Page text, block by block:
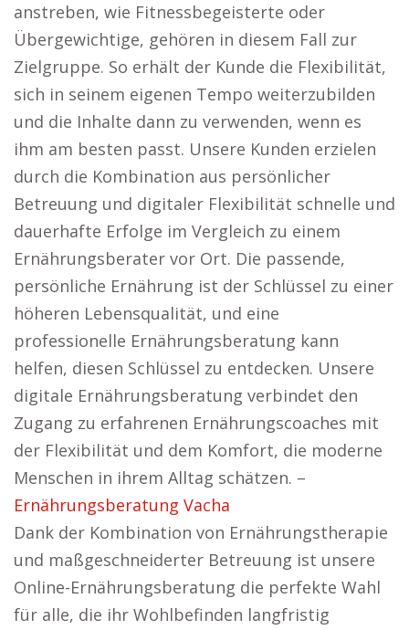
anstreben, wie Fitnessbegeisterte oder
Übergewichtige, gehören in diesem Fall zur
Zielgruppe. So erhält der Kunde die Flexibilität,
sich in seinem eigenen Tempo weiterzubilden
und die Inhalte dann zu verwenden, wenn es
ihm am besten passt. Unsere Kunden erzielen
durch die Kombination aus persönlicher
Betreuung und digitaler Flexibilität schnelle und
dauerhafte Erfolge im Vergleich zu einem
Ernährungsberater vor Ort. Die passende,
persönliche Ernährung ist der Schlüssel zu einer
höheren Lebensqualität, und eine
professionelle Ernährungsberatung kann
helfen, diesen Schlüssel zu entdecken. Unsere
digitale Ernährungsberatung verbindet den
Zugang zu erfahrenen Ernährungscoaches mit
der Flexibilität und dem Komfort, die moderne
Menschen in ihrem Alltag schätzen. –
Ernährungsberatung Vacha
Dank der Kombination von Ernährungstherapie
und maßgeschneiderter Betreuung ist unsere
Online-Ernährungsberatung die perfekte Wahl
für alle, die ihr Wohlbefinden langfristig